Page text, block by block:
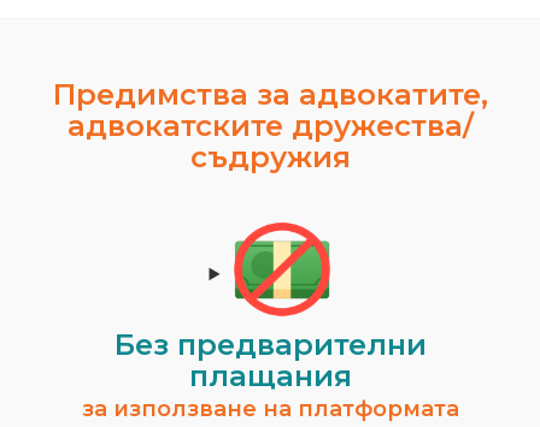
Предимства за адвокатите,
адвокатските дружества/
съдружия
Без предварителни
плащания
за използване на платформата